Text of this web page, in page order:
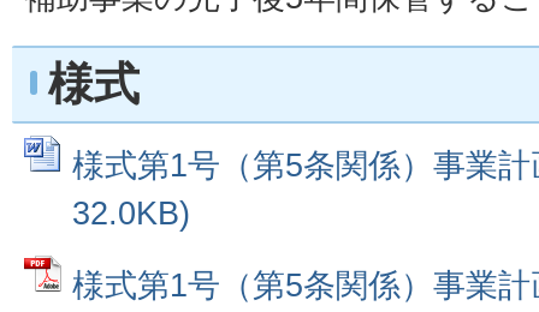
様式
様式第1号（第5条関係）事業
32.0KB)
様式第1号（第5条関係）事業